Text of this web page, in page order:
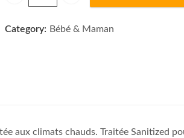
Category: Bébé & Maman
climats chauds. Traitée Sanitized